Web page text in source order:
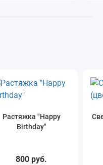
Растяжка "Happy
Birthday"
800 руб.